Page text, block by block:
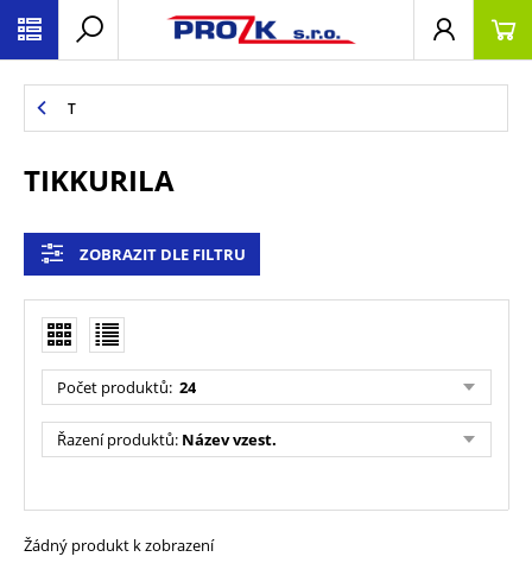
T
TIKKURILA
ZOBRAZIT DLE FILTRU
Počet produktů: 24
Řazení produktů: Název vzest.
Žádný produkt k zobrazení